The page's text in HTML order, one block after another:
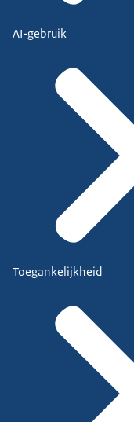
AI-gebruik
Toegankelijkheid